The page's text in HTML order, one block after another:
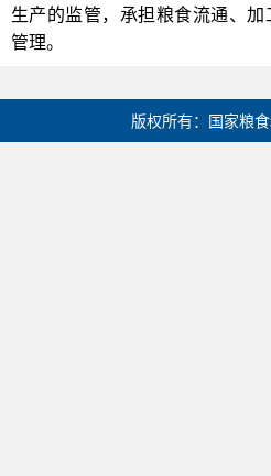
生产的监管，承担粮食流通、
管理。
版权所有：国家粮